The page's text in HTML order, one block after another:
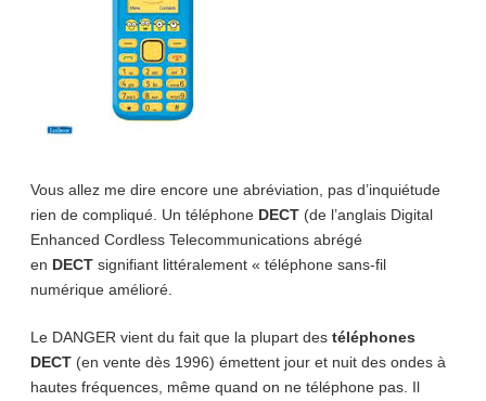
Vous allez me dire encore une abréviation, pas d’inquiétude
rien de compliqué. Un téléphone DECT (de l’anglais Digital
Enhanced Cordless Telecommunications abrégé
en DECT signifiant littéralement « téléphone sans-fil
numérique amélioré.
Le DANGER vient du fait que la plupart des téléphones
DECT (en vente dès 1996) émettent jour et nuit des ondes à
hautes fréquences, même quand on ne téléphone pas. Il